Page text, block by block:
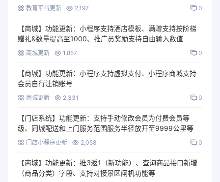
教育平台更新 2,197 0
【商城】功能更新：小程序支持酒店模板、满赠支持按阶梯
赠礼&数量提高至1000、推广员奖励支持自由输入数值
商城更新 1,857 0
【商城】功能更新：小程序支持虚拟支付、小程序商城支持
会员自行注销账号
商城更新 2,331 0
【门店系统】功能更新：支持手动修改会员为付费会员等
级、同城配送和上门服务范围服务半径放开至9999公里等
门店小程序更新 2,058 0
【商城】功能更新：推3返1（新功能）、查询商品接口新增
（商品分类）字段、支持对接景区闸机功能等